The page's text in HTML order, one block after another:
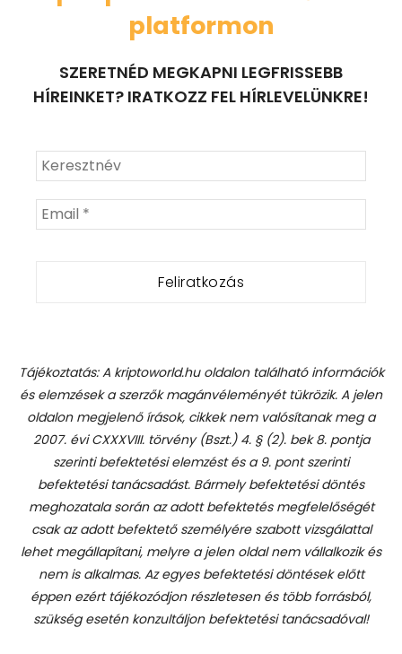
platformon
SZERETNÉD MEGKAPNI LEGFRISSEBB
HÍREINKET? IRATKOZZ FEL HÍRLEVELÜNKRE!
Tájékoztatás: A kriptoworld.hu oldalon található információk
és elemzések a szerzők magánvéleményét tükrözik. A jelen
oldalon megjelenő írások, cikkek nem valósítanak meg a
2007. évi CXXXVIII. törvény (Bszt.) 4. § (2). bek 8. pontja
szerinti befektetési elemzést és a 9. pont szerinti
befektetési tanácsadást. Bármely befektetési döntés
meghozatala során az adott befektetés megfelelőségét
csak az adott befektető személyére szabott vizsgálattal
lehet megállapítani, melyre a jelen oldal nem vállalkozik és
nem is alkalmas. Az egyes befektetési döntések előtt
éppen ezért tájékozódjon részletesen és több forrásból,
szükség esetén konzultáljon befektetési tanácsadóval!